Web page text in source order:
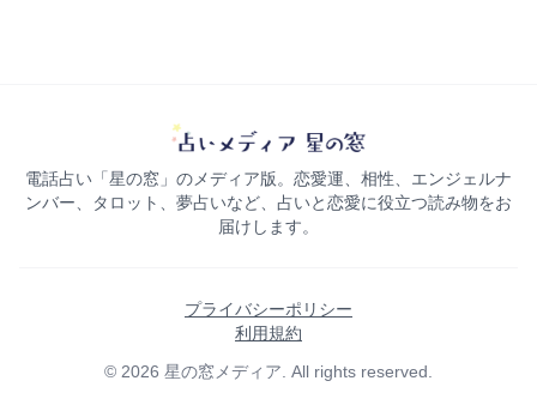
電話占い「星の窓」のメディア版。恋愛運、相性、エンジェルナ
ンバー、タロット、夢占いなど、占いと恋愛に役立つ読み物をお
届けします。
プライバシーポリシー
利用規約
© 2026 星の窓メディア. All rights reserved.